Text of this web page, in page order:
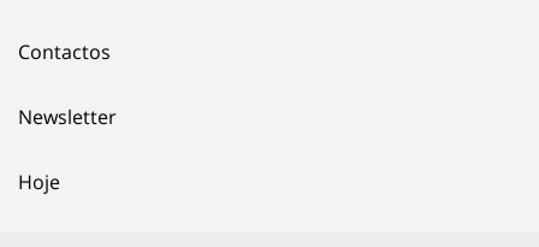
Contactos
Newsletter
Hoje